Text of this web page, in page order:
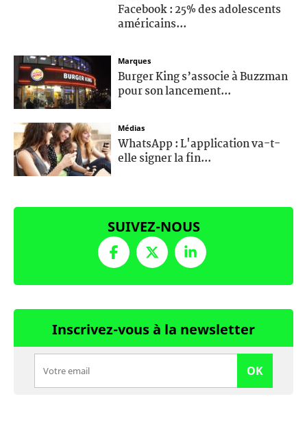
Facebook : 25% des adolescents
américains...
Marques
Burger King s’associe à Buzzman
pour son lancement...
Médias
WhatsApp : L'application va-t-
elle signer la fin...
SUIVEZ-NOUS
Inscrivez-vous à la newsletter
OK